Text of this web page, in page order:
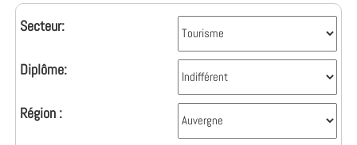
Secteur:
Diplôme:
Région :